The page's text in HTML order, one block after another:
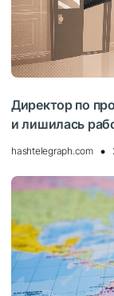
Директор по
и лишилась
hashtelegraph.com